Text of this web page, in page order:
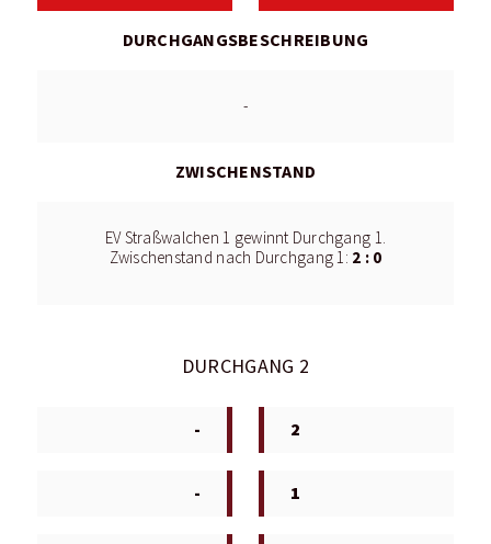
DURCHGANGSBESCHREIBUNG
-
ZWISCHENSTAND
EV Straßwalchen 1 gewinnt Durchgang 1.
Zwischenstand nach Durchgang 1: 2 : 0
DURCHGANG 2
- 2
- 1